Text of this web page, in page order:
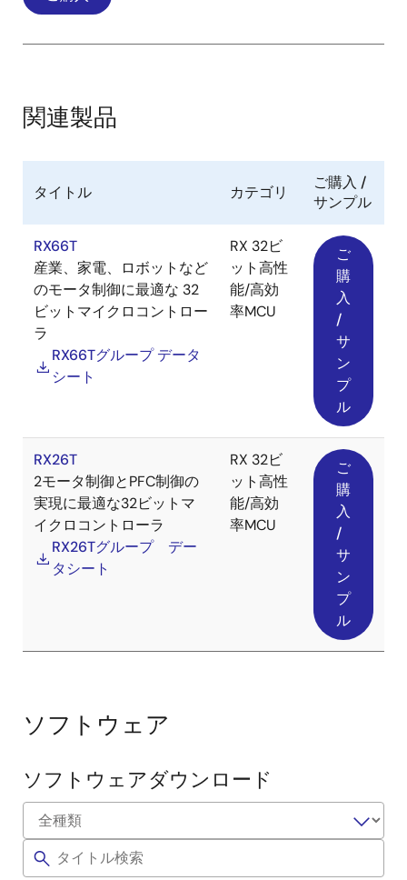
モータソリューションの構成
突極性のある3相IPMモータ
ータと高電圧インバータボード
画
●提供物
高電圧Version (AC220V, RX66T)
RXファミリ IPMSM の全速度域位置センサレスベク
サンプルソフト
CPUカード
通信ボード
MC-COM
低電圧Version (DC24V, RX26T)
アプリケーションノート
関連製品
タイトル カテゴリ
ご購入 /
サンプル
RX66T
産業、家電、ロボットなど
のモータ制御に最適な 32
ビットマイクロコントロー
ラ
RX66Tグループ データ
シート
RX 32ビ
ット高性
能/高効
率MCU
ご
購
入
/
サ
ン
プ
ル
RX26T
2モータ制御とPFC制御の
実現に最適な32ビットマ
イクロコントローラ
RX26Tグループ デー
タシート
RX 32ビ
ット高性
能/高効
率MCU
ご
購
入
/
サ
ン
プ
ル
ソフトウェア
ソフトウェアダウンロード